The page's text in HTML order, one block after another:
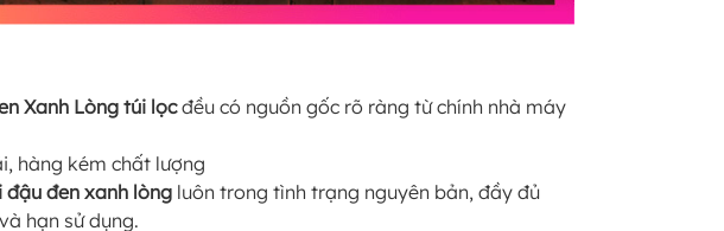
Xanh Lòng túi lọcđều có nguồn gốc rõ ràng từ chính nhà máy
hàng kém chất lượng
đen xanh lòng luôn trong tình trạng nguyên bản, đầy đủ
hạn sử dụng.